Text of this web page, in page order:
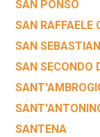
SAN PONSO
SAN RAFFAELE
SAN
SAN SECONDO
SANTENA